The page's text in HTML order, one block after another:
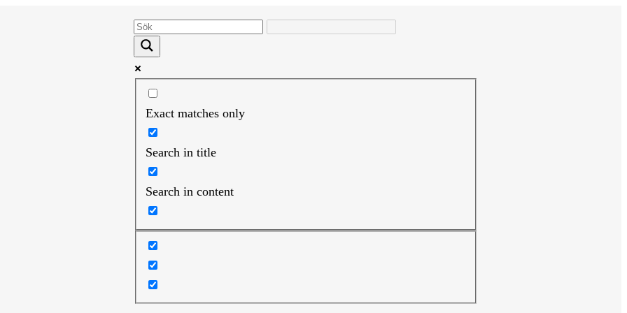
Exact matches only
Search in title
Search in content